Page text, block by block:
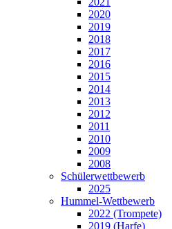
2020
2019
2018
2017
2016
2015
2014
2013
2012
2011
2010
2009
2008
Schülerwettbewerb
2025
Hummel-Wettbewerb
2022 (Trompete)
2019 (Harfe)